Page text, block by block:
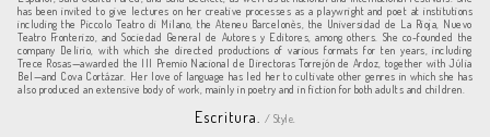
has been invited to give lectures on her creative processes as a playwright and poet at institutions
including the Piccolo Teatro di Milano, the Ateneu Barcelonès, the Universidad de La Rioja, Nuevo
Teatro Fronterizo, and Sociedad General de Autores y Editores, among others. She co-founded the
company Delirio, with which she directed productions of various formats for ten years, including
Trece Rosas—awarded the III Premio Nacional de Directoras Torrejón de Ardoz, together with Júlia
Bel—and Cova Cortázar. Her love of language has led her to cultivate other genres in which she has
also produced an extensive body of work, mainly in poetry and in fiction for both adults and children.
Escritura. / Style.